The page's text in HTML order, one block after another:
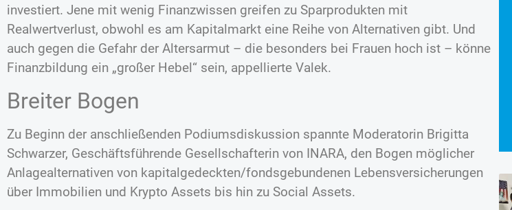
investiert. Jene mit wenig Finanzwissen greifen zu Sparprodukten mit
Realwertverlust, obwohl es am Kapitalmarkt eine Reihe von Alternativen gibt. Und
auch gegen die Gefahr der Altersarmut – die besonders bei Frauen hoch ist – könne
Finanzbildung ein „großer Hebel“ sein, appellierte Valek.
Breiter Bogen
Zu Beginn der anschließenden Podiumsdiskussion spannte Moderatorin Brigitta
Schwarzer, Geschäftsführende Gesellschafterin von INARA, den Bogen möglicher
Anlagealternativen von kapitalgedeckten/fondsgebundenen Lebensversicherungen
über Immobilien und Krypto Assets bis hin zu Social Assets.